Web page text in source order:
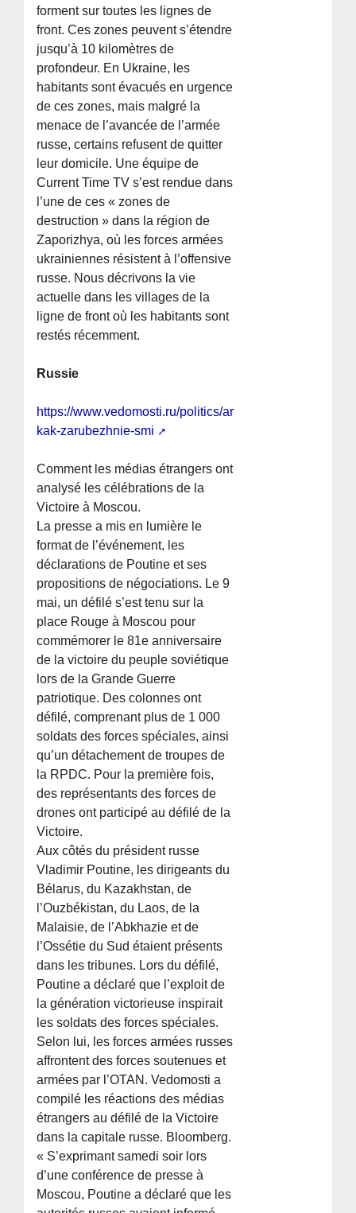
forment sur toutes les lignes de
front. Ces zones peuvent s’étendre
jusqu’à 10 kilomètres de
profondeur. En Ukraine, les
habitants sont évacués en urgence
de ces zones, mais malgré la
menace de l’avancée de l’armée
russe, certains refusent de quitter
leur domicile. Une équipe de
Current Time TV s’est rendue dans
l’une de ces « zones de
destruction » dans la région de
Zaporizhya, où les forces armées
ukrainiennes résistent à l’offensive
russe. Nous décrivons la vie
actuelle dans les villages de la
ligne de front où les habitants sont
restés récemment.
Russie
https://www.vedomosti.ru/politics/articles/2026/05/10/
kak-zarubezhnie-smi
Comment les médias étrangers ont
analysé les célébrations de la
Victoire à Moscou.
La presse a mis en lumière le
format de l’événement, les
déclarations de Poutine et ses
propositions de négociations. Le 9
mai, un défilé s’est tenu sur la
place Rouge à Moscou pour
commémorer le 81e anniversaire
de la victoire du peuple soviétique
lors de la Grande Guerre
patriotique. Des colonnes ont
défilé, comprenant plus de 1 000
soldats des forces spéciales, ainsi
qu’un détachement de troupes de
la RPDC. Pour la première fois,
des représentants des forces de
drones ont participé au défilé de la
Victoire.
Aux côtés du président russe
Vladimir Poutine, les dirigeants du
Bélarus, du Kazakhstan, de
l’Ouzbékistan, du Laos, de la
Malaisie, de l’Abkhazie et de
l’Ossétie du Sud étaient présents
dans les tribunes. Lors du défilé,
Poutine a déclaré que l’exploit de
la génération victorieuse inspirait
les soldats des forces spéciales.
Selon lui, les forces armées russes
affrontent des forces soutenues et
armées par l’OTAN. Vedomosti a
compilé les réactions des médias
étrangers au défilé de la Victoire
dans la capitale russe. Bloomberg.
« S’exprimant samedi soir lors
d’une conférence de presse à
Moscou, Poutine a déclaré que les